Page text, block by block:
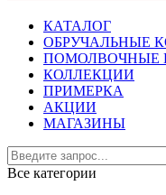
КАТАЛОГ
ОБРУЧАЛЬНЫЕ
ПОМОЛВОЧНЫЕ
КОЛЛЕКЦИИ
ПРИМЕРКА
АКЦИИ
МАГАЗИНЫ
Все категории